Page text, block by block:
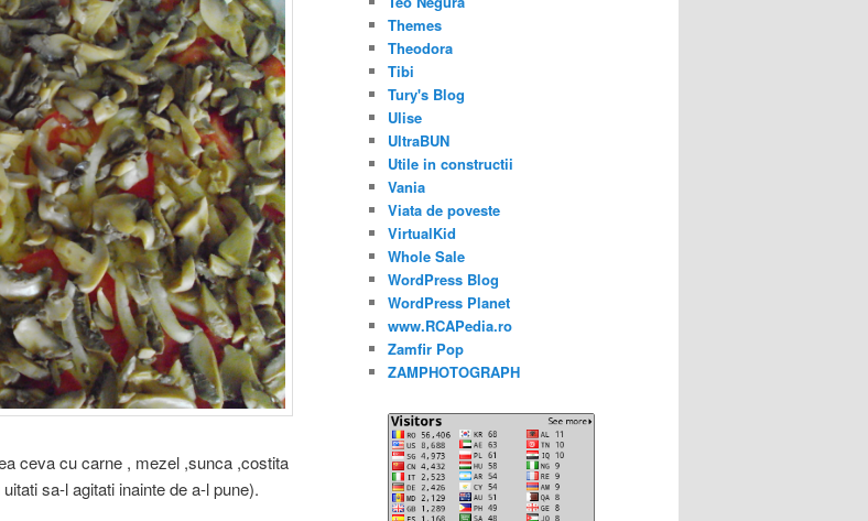
ceva cu carne , mezel ,sunca ,costita
sa-l agitati inainte de a-l pune).
Themes
Theodora
Tibi
Tury's Blog
Ulise
UltraBUN
Utile in constructii
Vania
Viata de poveste
VirtualKid
Whole Sale
WordPress Blog
WordPress Planet
www.RCAPedia.ro
Zamfir Pop
ZAMPHOTOGRAPH